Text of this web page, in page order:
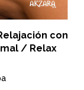
con
/ Relax